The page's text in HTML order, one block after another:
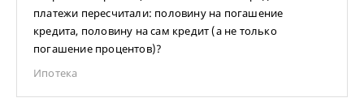
платежи пересчитали: половину на погашение
кредита, половину на сам кредит (а не только
погашение процентов)?
Ипотека